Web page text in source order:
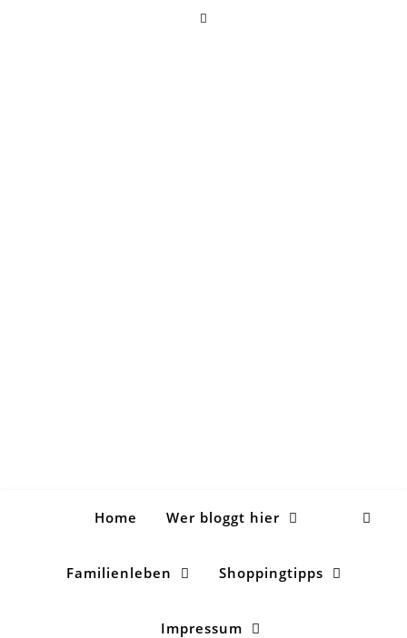
Home Wer bloggt hier
Familienleben Shoppingtipps
Impressum